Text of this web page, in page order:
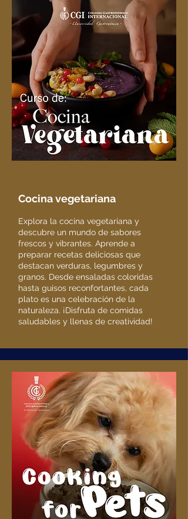
Cocina vegetariana
Explora la cocina vegetariana y
descubre un mundo de sabores
frescos y vibrantes. Aprende a
preparar recetas deliciosas que
destacan verduras, legumbres y
granos. Desde ensaladas coloridas
hasta guisos reconfortantes, cada
plato es una celebración de la
naturaleza. ¡Disfruta de comidas
saludables y llenas de creatividad!